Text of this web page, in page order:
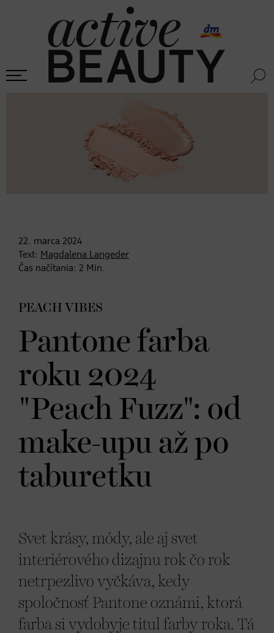
22. marca 2024
Text: Magdalena Langeder
Čas načítania: 2 Min.
PEACH VIBES
Pantone farba
roku 2024
"Peach Fuzz": od
make-upu až po
taburetku
Svet krásy, módy, ale aj svet
interiérového dizajnu rok čo rok
netrpezlivo vyčkáva, kedy
spoločnosť Pantone oznámi, ktorá
farba si vydobyje titul farby roka. Tá